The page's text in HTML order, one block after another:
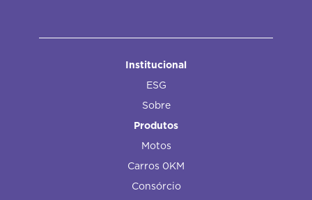
Institucional
ESG
Sobre
Produtos
Motos
Carros 0KM
Consórcio